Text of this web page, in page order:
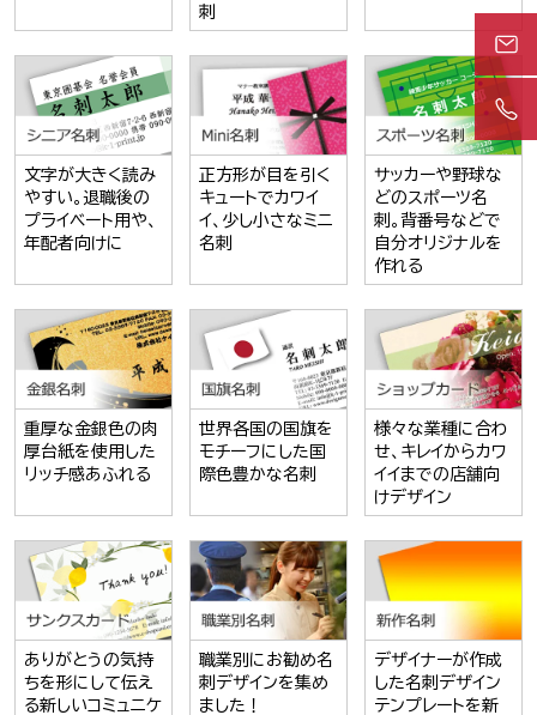
刺
文字が大きく読み
やすい。退職後の
プライベート用や、
年配者向けに
正方形が目を引く
キュートでカワイ
イ、少し小さなミニ
名刺
サッカーや野球な
どのスポーツ名
刺。背番号などで
自分オリジナルを
作れる
重厚な金銀色の肉
厚台紙を使用した
リッチ感あふれる
世界各国の国旗を
モチーフにした国
際色豊かな名刺
様々な業種に合わ
せ、キレイからカワ
イイまでの店舗向
けデザイン
ありがとうの気持
ちを形にして伝え
る新しいコミュニケ
職業別にお勧め名
刺デザインを集め
ました！
デザイナーが作成
した名刺デザイン
テンプレートを新